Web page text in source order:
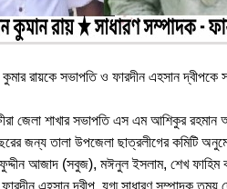
রায়কে সভাপতি ও ফারদীন এহসান দ্বীপকে
জেলা শাখার সভাপতি এস এম আশিকুর
জন্য তালা উপজেলা ছাত্রলীগের কমিটি
আজাদ (সবুজ), মঈনুল ইসলাম, শেখ ফাহিম
এহসান দ্বীপ, যুগ্ম সাধারণ সম্পাদক